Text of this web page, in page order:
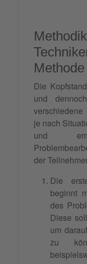
Methode
Die
und
je nach
und
der
Die
beginnt
des
Diese
um
zu